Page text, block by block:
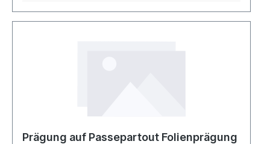
Prägung auf Passepartout Folienprägung